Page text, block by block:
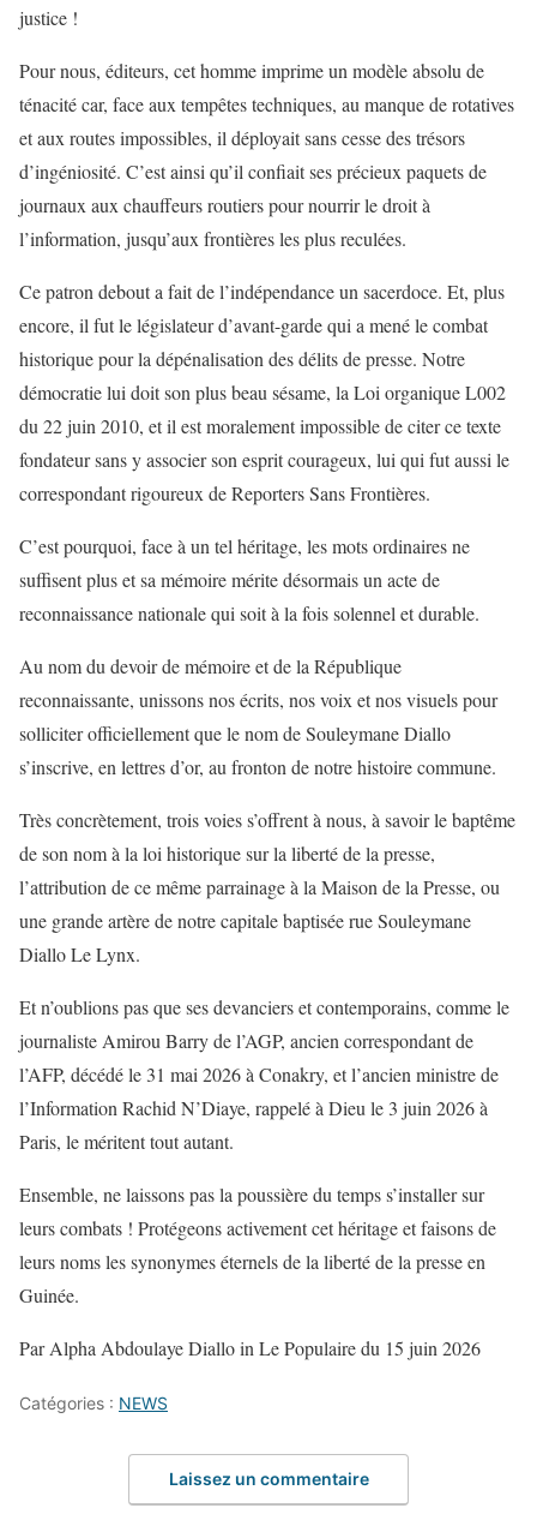
justice !
Pour nous, éditeurs, cet homme imprime un modèle absolu de
ténacité car, face aux tempêtes techniques, au manque de rotatives
et aux routes impossibles, il déployait sans cesse des trésors
d’ingéniosité. C’est ainsi qu’il confiait ses précieux paquets de
journaux aux chauffeurs routiers pour nourrir le droit à
l’information, jusqu’aux frontières les plus reculées.
Ce patron debout a fait de l’indépendance un sacerdoce. Et, plus
encore, il fut le législateur d’avant-garde qui a mené le combat
historique pour la dépénalisation des délits de presse. Notre
démocratie lui doit son plus beau sésame, la Loi organique L002
du 22 juin 2010, et il est moralement impossible de citer ce texte
fondateur sans y associer son esprit courageux, lui qui fut aussi le
correspondant rigoureux de Reporters Sans Frontières.
C’est pourquoi, face à un tel héritage, les mots ordinaires ne
suffisent plus et sa mémoire mérite désormais un acte de
reconnaissance nationale qui soit à la fois solennel et durable.
Au nom du devoir de mémoire et de la République
reconnaissante, unissons nos écrits, nos voix et nos visuels pour
solliciter officiellement que le nom de Souleymane Diallo
s’inscrive, en lettres d’or, au fronton de notre histoire commune.
Très concrètement, trois voies s’offrent à nous, à savoir le baptême
de son nom à la loi historique sur la liberté de la presse,
l’attribution de ce même parrainage à la Maison de la Presse, ou
une grande artère de notre capitale baptisée rue Souleymane
Diallo Le Lynx.
Et n’oublions pas que ses devanciers et contemporains, comme le
journaliste Amirou Barry de l’AGP, ancien correspondant de
l’AFP, décédé le 31 mai 2026 à Conakry, et l’ancien ministre de
l’Information Rachid N’Diaye, rappelé à Dieu le 3 juin 2026 à
Paris, le méritent tout autant.
Ensemble, ne laissons pas la poussière du temps s’installer sur
leurs combats ! Protégeons activement cet héritage et faisons de
leurs noms les synonymes éternels de la liberté de la presse en
Guinée.
Par Alpha Abdoulaye Diallo in Le Populaire du 15 juin 2026
Catégories : NEWS
Laissez un commentaire